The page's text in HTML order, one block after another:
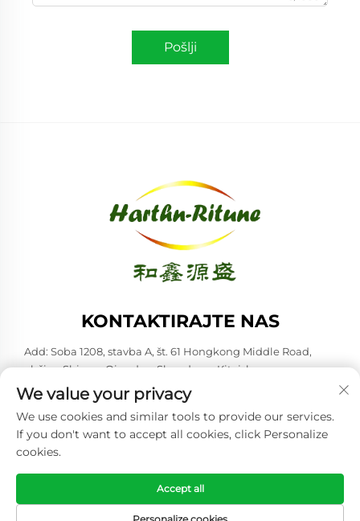
Pošlji
KONTAKTIRAJTE NAS
Add: Soba 1208, stavba A, št. 61 Hongkong Middle Road,
občina Shinan, Qingdao, Shandong, Kitajska
Tel:+86-53285879528
E-pošta:[email protected]
Avtorske pravice © 2026 Qingdao Harthn-ritune Corp., Ltd. Vse
pravice pridržane. -Politika zasebnosti
We value your privacy
We use cookies and similar tools to provide our services.
If you don't want to accept all cookies, click Personalize
cookies.
Accept all